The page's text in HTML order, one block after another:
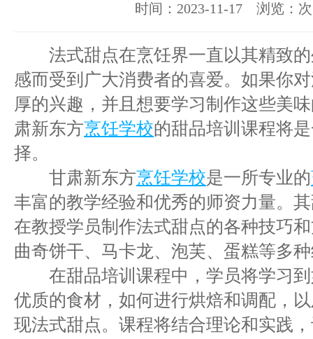
时间：2023-11-17 浏览： 次
法式甜点在烹饪界一直以其精致
感而受到广大消费者的喜爱。如果你
厚的兴趣，并且想要学习制作这些美
肃新东方烹饪学校的甜品培训课程将
择。
甘肃新东方烹饪学校是一所专业的
丰富的教学经验和优秀的师资力量。
在教授学员制作法式甜点的各种技巧
曲奇饼干、马卡龙、泡芙、蛋糕等多
在甜品培训课程中，学员将学习
优质的食材，如何进行烘焙和调配，
现法式甜点。课程将结合理论和实践